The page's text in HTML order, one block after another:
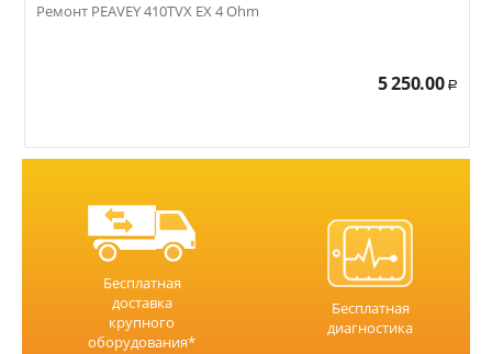
Ремонт PEAVEY 410TVX EX 4 Ohm
5 250.00 Р
Бесплатная
доставка
крупного
оборудования*
Бесплатная
диагностика